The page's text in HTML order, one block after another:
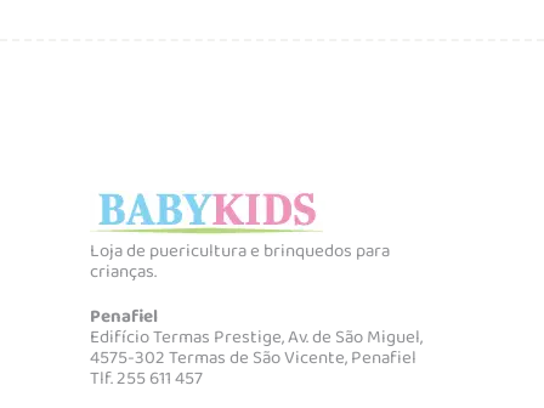
Loja de puericultura e brinquedos para
crianças.
Penafiel
Edifício Termas Prestige, Av. de São Miguel,
4575-302 Termas de São Vicente, Penafiel
Tlf. 255 611 457